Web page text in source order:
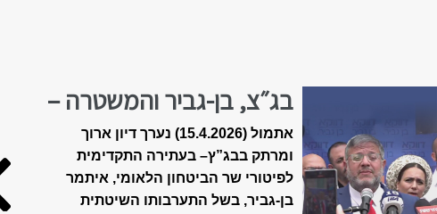
בג״צ, בן-גביר והמשטרה –
הולכים לפשרה?אתמול (15.4.2026) נערך דיון ארוך
ומרתק בבג”ץ– בעתירה התקדימית
לפיטורי שר הביטחון הלאומי, איתמר
בן-גביר, בשל התערבותו השיטתית